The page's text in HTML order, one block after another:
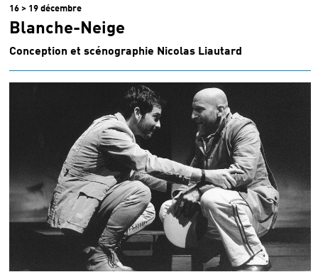
16 > 19 décembre
Blanche-Neige
Conception et scénographie Nicolas Liautard